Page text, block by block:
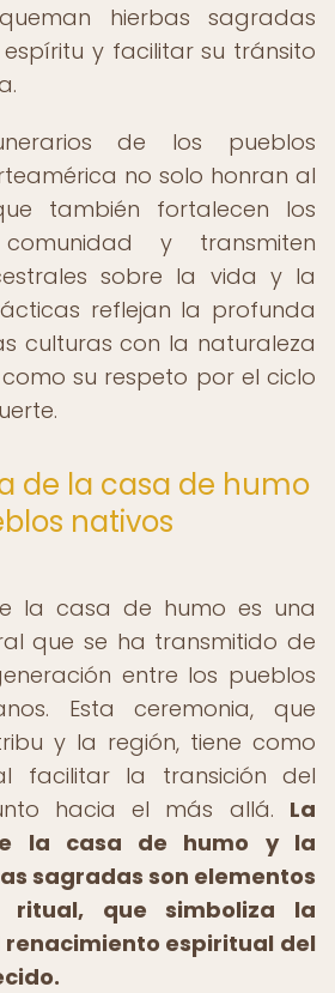
hierbas sagradas
y facilitar su tránsito
de los pueblos
no solo honran al
también fortalecen los
y transmiten
sobre la vida y la
reflejan la profunda
culturas con la naturaleza
su respeto por el ciclo
de la casa de humo
nativos
la casa de humo es una
que se ha transmitido de
entre los pueblos
Esta ceremonia, que
y la región, tiene como
facilitar la transición del
hacia el más allá. La
la casa de humo y la
sagradas son elementos
ritual, que simboliza la
espiritual del